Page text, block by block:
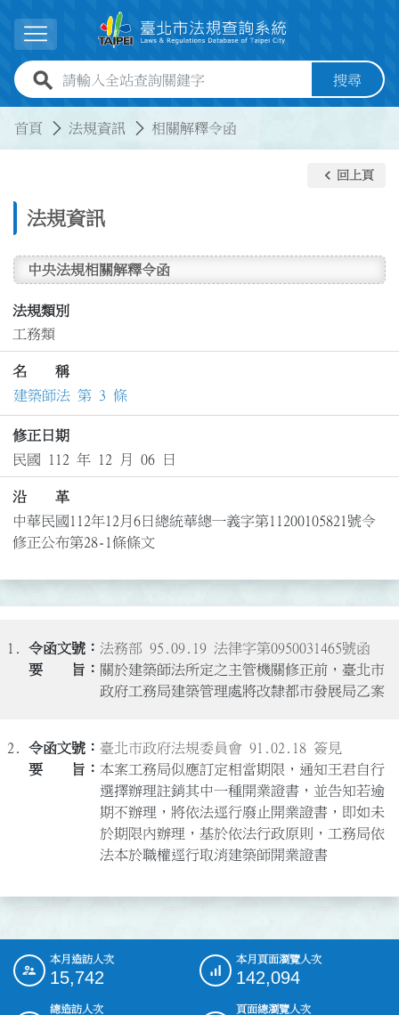
展開選單
全站查詢關鍵字欄位 搜尋
首頁 法規資訊 相關解釋令函
法規資訊
keyboard_arrow_left 回上頁
中央法規相關解釋令函
法規類別
工務類
名 稱
建築師法 第 3 條
修正日期
民國 112 年 12 月 06 日
沿 革
中華民國112年12月6日總統華總一義字第11200105821號令
修正公布第28-1條條文
1.
法務部 95.09.19 法律字第0950031465號函
關於建築師法所定之主管機關修正前，臺北市
政府工務局建築管理處將改隸都市發展局乙案
2.
臺北市政府法規委員會 91.02.18 簽見
本案工務局似應訂定相當期限，通知王君自行
選擇辦理註銷其中一種開業證書，並告知若逾
期不辦理，將依法逕行廢止開業證書，即如未
於期限內辦理，基於依法行政原則，工務局依
法本於職權逕行取消建築師開業證書
::: 本月造訪人次
15,742
本月頁面瀏覽人次
142,094
總造訪人次
頁面總瀏覽人次